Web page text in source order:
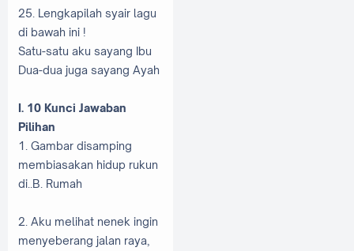
25. Lengkapilah syair lagu
di bawah ini !
Satu-satu aku sayang Ibu
Dua-dua juga sayang Ayah
I. 10 Kunci Jawaban
Pilihan
1. Gambar disamping
membiasakan hidup rukun
di..B. Rumah
2. Aku melihat nenek ingin
menyeberang jalan raya,